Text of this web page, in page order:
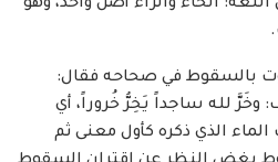
الخاء والراء أصلٌ واحدٌ، وهو
بالسقوط في صحاحه فقال:
وخَرَّ لله ساجداً يَخِرُّ خُروراً، أي
الذي ذكره كأول معنى ثم